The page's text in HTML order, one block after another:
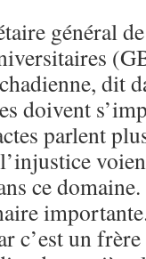
général
dit
doivent
parlent
ce
c’est un